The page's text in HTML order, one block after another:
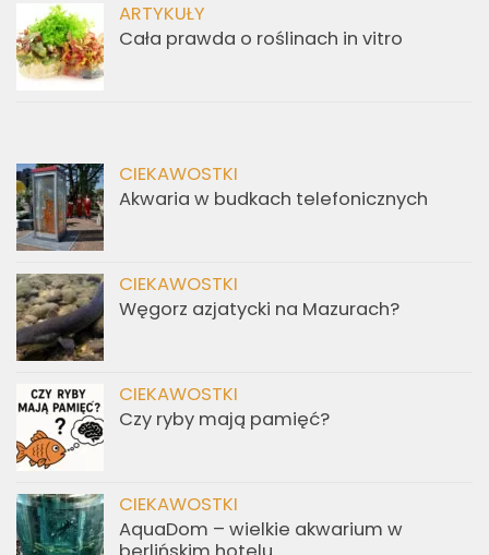
ARTYKUŁY
Cała prawda o roślinach in vitro
CIEKAWOSTKI
Akwaria w budkach telefonicznych
CIEKAWOSTKI
Węgorz azjatycki na Mazurach?
CIEKAWOSTKI
Czy ryby mają pamięć?
CIEKAWOSTKI
AquaDom – wielkie akwarium w